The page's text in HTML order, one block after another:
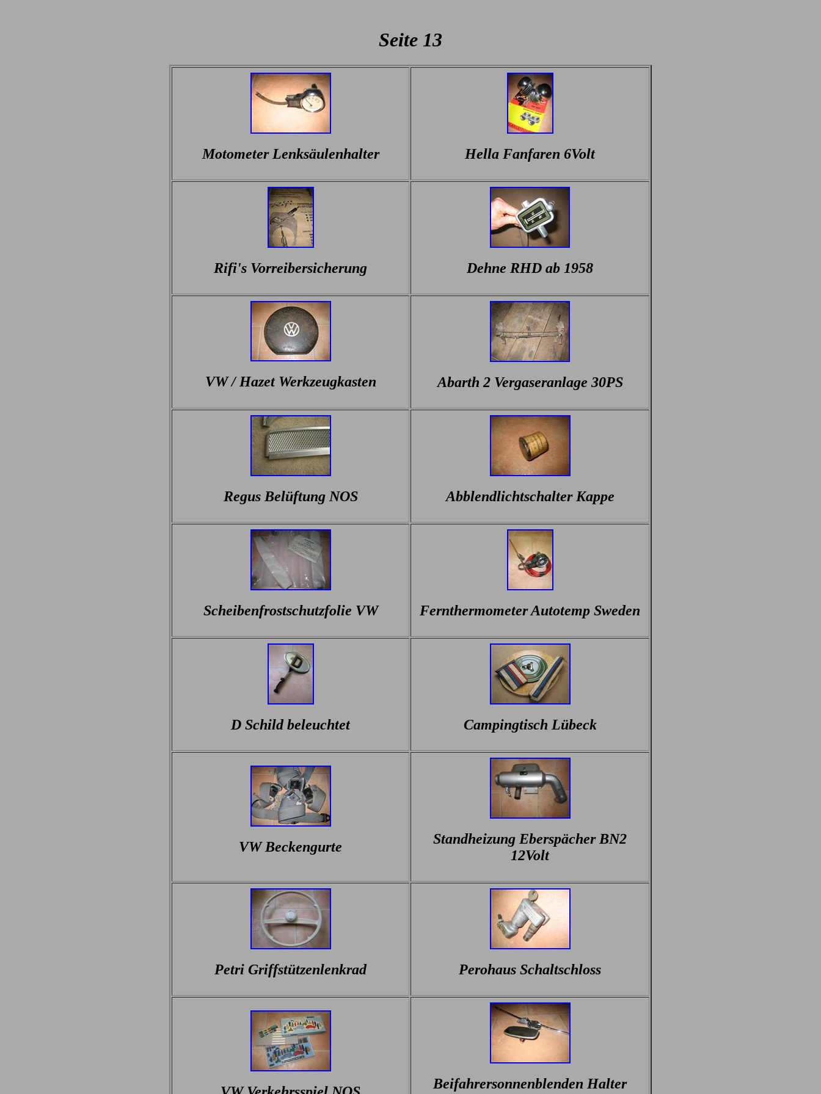
Seite 13
Motometer Lenksäulenhalter Hella Fanfaren 6Volt
Rifi's Vorreibersicherung Dehne RHD ab 1958
VW / Hazet Werkzeugkasten Abarth 2 Vergaseranlage 30PS
Regus Belüftung NOS Abblendlichtschalter Kappe
Scheibenfrostschutzfolie VW Fernthermometer Autotemp Sweden
D Schild beleuchtet Campingtisch Lübeck
VW Beckengurte
Standheizung Eberspächer BN2
12Volt
Petri Griffstützenlenkrad Perohaus Schaltschloss
Beifahrersonnenblenden Halter